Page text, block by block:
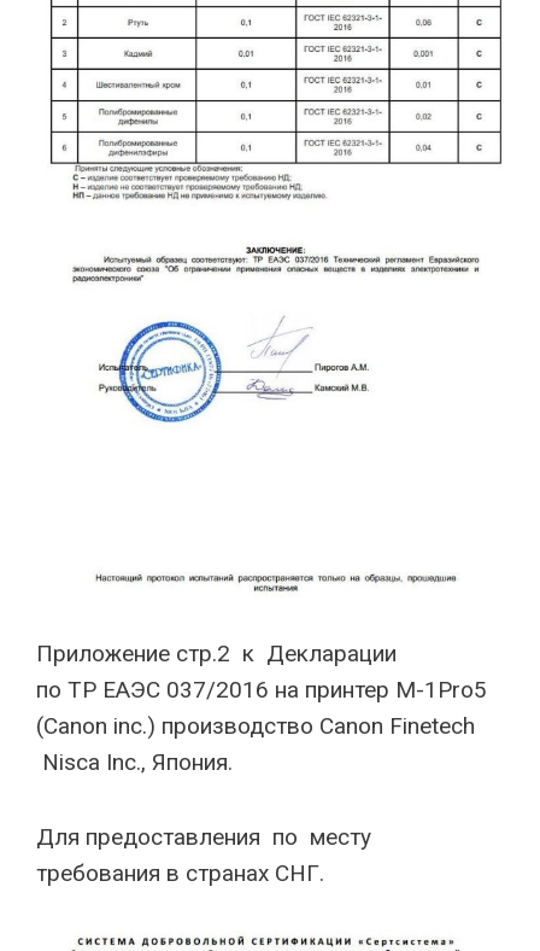
Приложение стр.2 к Декларации
по TP EAЭС 037/2016 на принтер M-1Pro5
(Canon inc.) производство Canon Finetech
Nisca Inc., Япония.
Для предоставления по месту
требования в странах СНГ.